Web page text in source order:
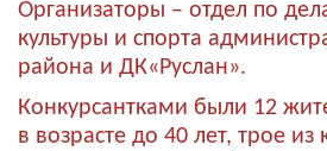
Организаторы – отдел по
культуры и спорта
района и ДК«Руслан».
Конкурсантками были 12
в возрасте до 40 лет, трое из